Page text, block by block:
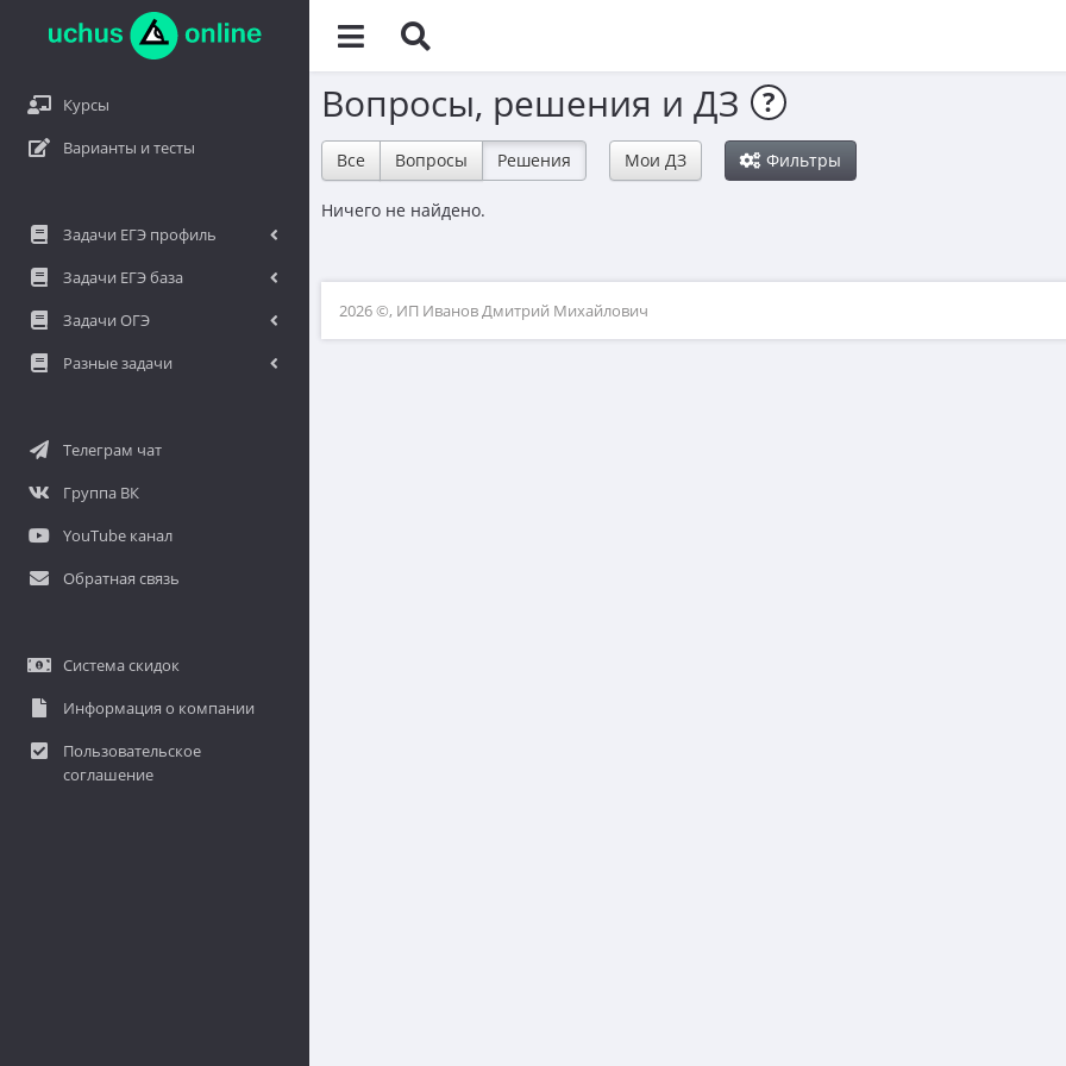
Курсы
Варианты и тесты
Задачи ЕГЭ профиль
Задачи ЕГЭ база
Задачи ОГЭ
Разные задачи
Телеграм чат
Группа ВК
YouTube канал
Обратная связь
Система скидок
Информация о компании
Пользовательское
соглашение
Вопросы, решения и ДЗ ?
Все Вопросы Решения Мои ДЗ Фильтры
Ничего не найдено.
2026 ©, ИП Иванов Дмитрий Михайлович